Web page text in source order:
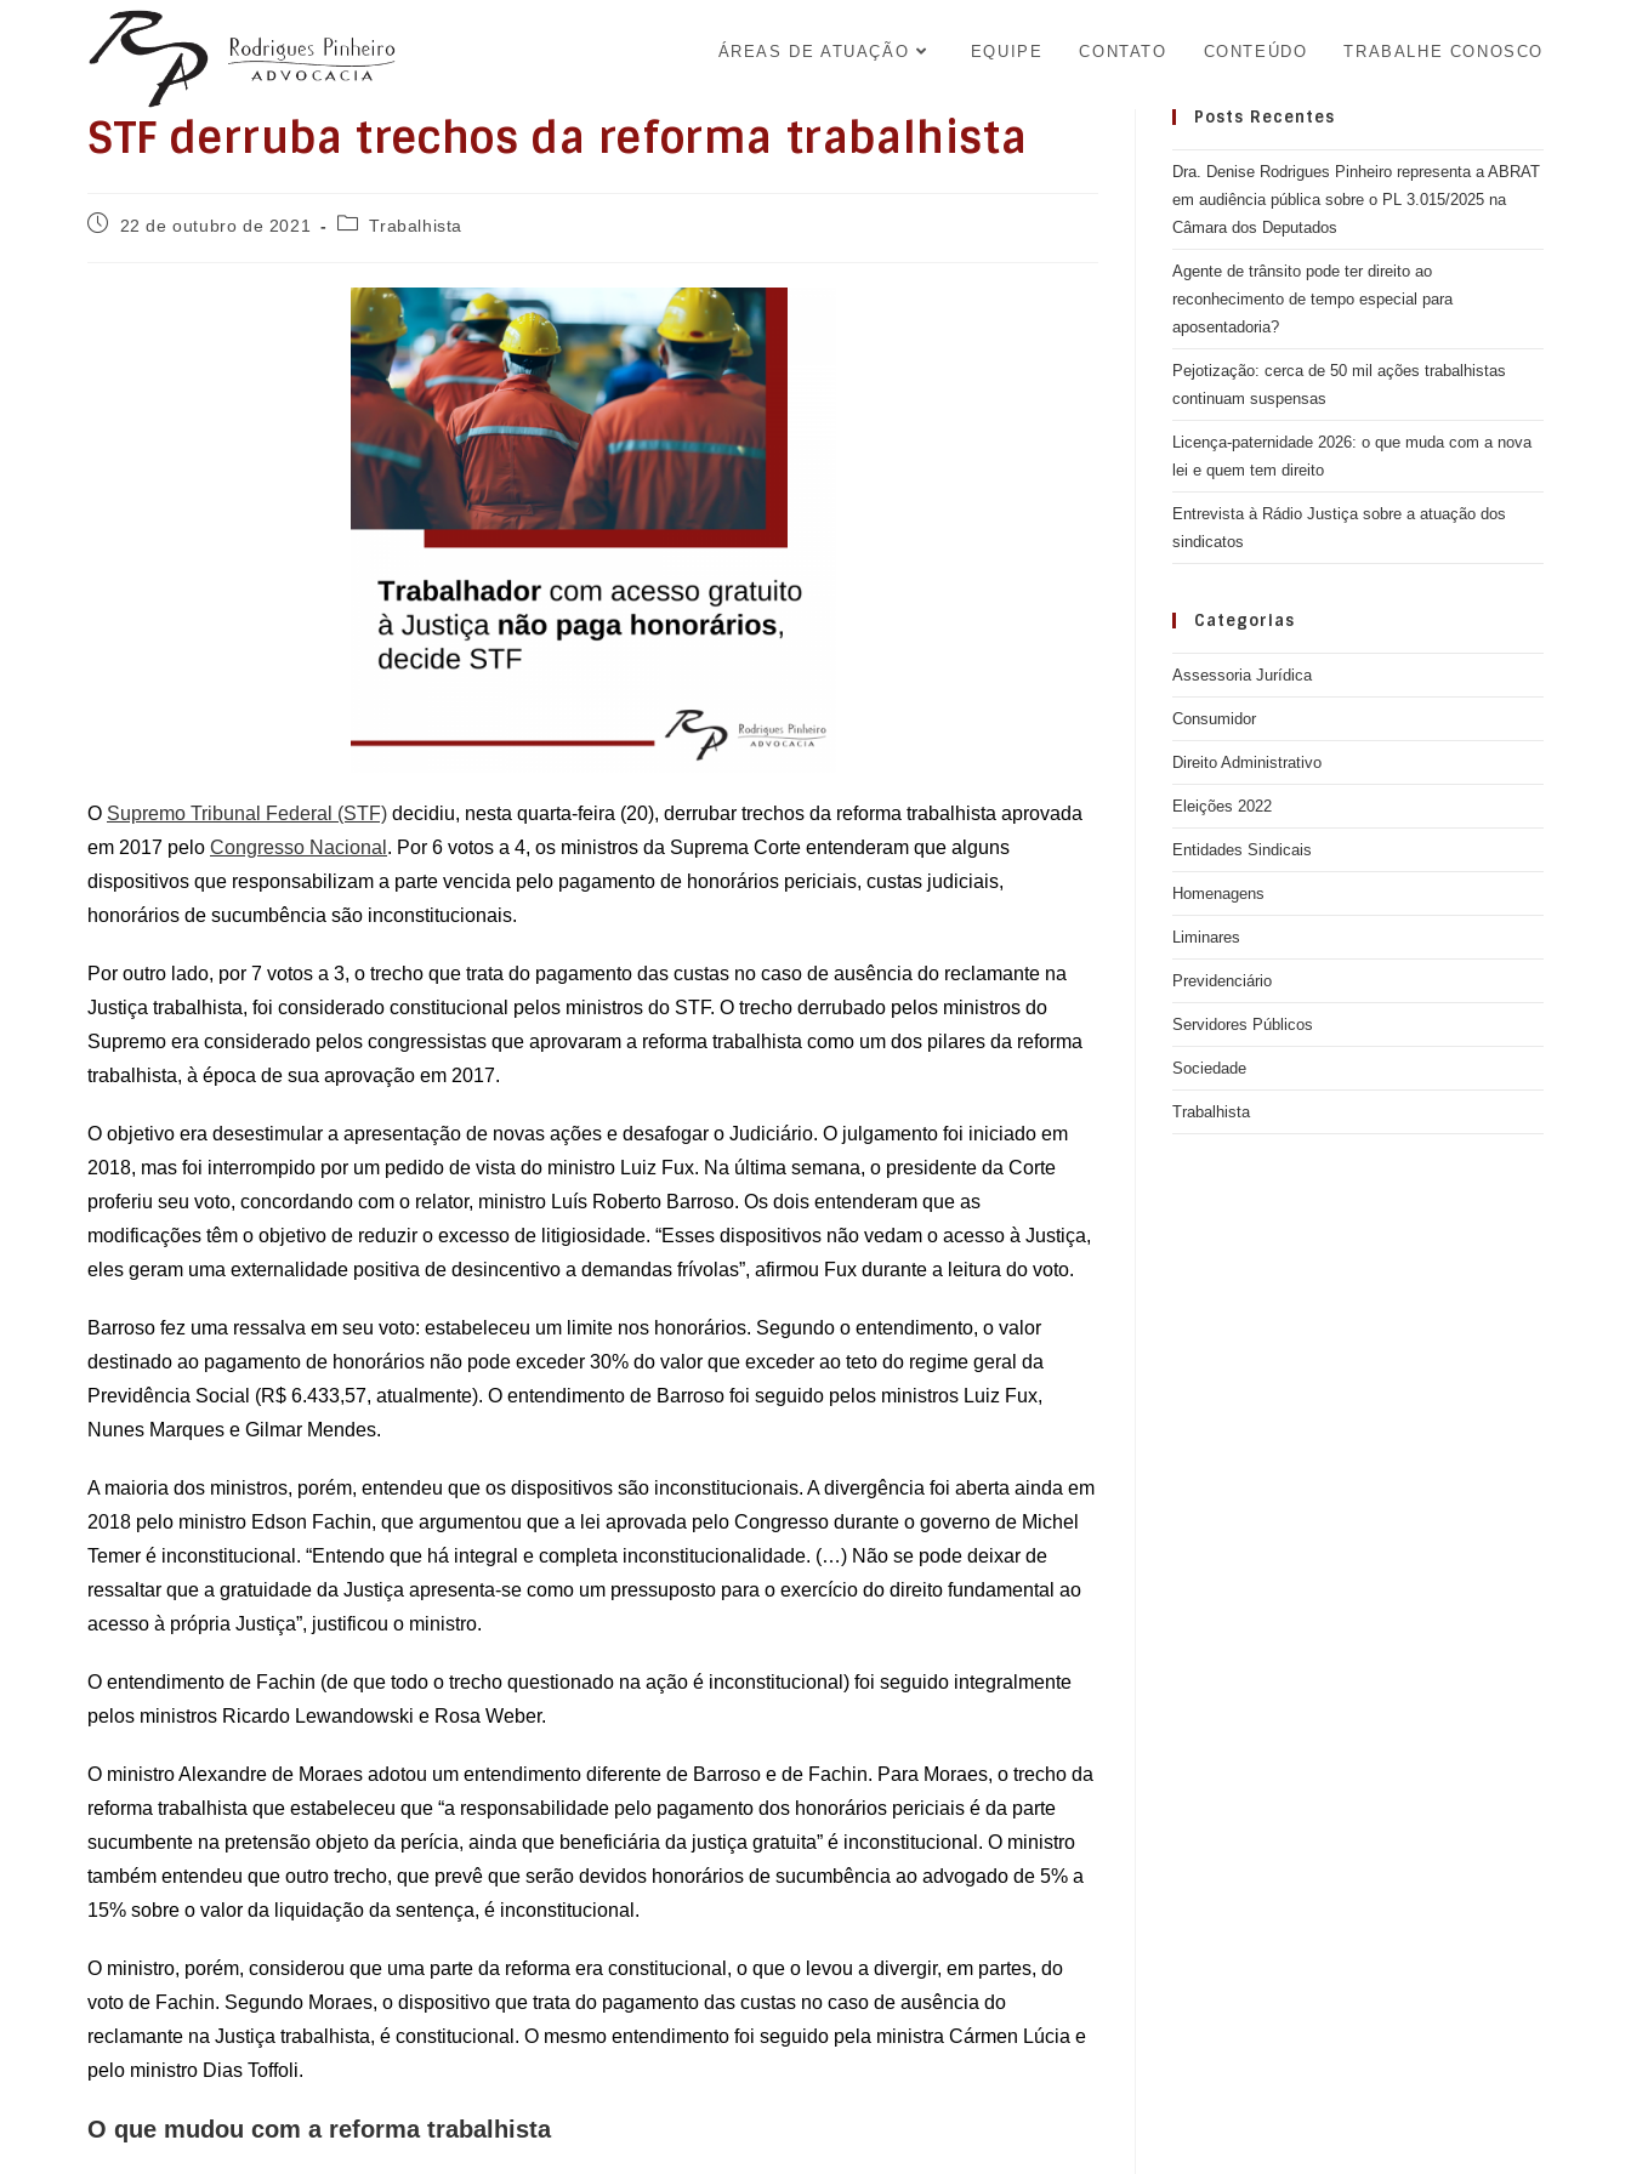
ÁREAS DE ATUAÇÃO EQUIPE CONTATO CONTEÚDO TRABALHE CONOSCO
STF derruba trechos da reforma trabalhista
Post22 de outubro de 2021
Categoria
Trabalhista
O Supremo Tribunal Federal (STF) decidiu, nesta quarta-feira (20), derrubar trechos da reforma trabalhista aprovada
em 2017 pelo Congresso Nacional . Por 6 votos a 4, os ministros da Suprema Corte entenderam que alguns
dispositivos que responsabilizam a parte vencida pelo pagamento de honorários periciais, custas judiciais,
honorários de sucumbência são inconstitucionais.
Por outro lado, por 7 votos a 3, o trecho que trata do pagamento das custas no caso de ausência do reclamante na
Justiça trabalhista, foi considerado constitucional pelos ministros do STF. O trecho derrubado pelos ministros do
Supremo era considerado pelos congressistas que aprovaram a reforma trabalhista como um dos pilares da reforma
trabalhista, à época de sua aprovação em 2017.
O objetivo era desestimular a apresentação de novas ações e desafogar o Judiciário. O julgamento foi iniciado em
2018, mas foi interrompido por um pedido de vista do ministro Luiz Fux. Na última semana, o presidente da Corte
proferiu seu voto, concordando com o relator, ministro Luís Roberto Barroso. Os dois entenderam que as
modificações têm o objetivo de reduzir o excesso de litigiosidade. “Esses dispositivos não vedam o acesso à Justiça,
eles geram uma externalidade positiva de desincentivo a demandas frívolas”, afirmou Fux durante a leitura do voto.
Barroso fez uma ressalva em seu voto: estabeleceu um limite nos honorários. Segundo o entendimento, o valor
destinado ao pagamento de honorários não pode exceder 30% do valor que exceder ao teto do regime geral da
Previdência Social (R$ 6.433,57, atualmente). O entendimento de Barroso foi seguido pelos ministros Luiz Fux,
Nunes Marques e Gilmar Mendes.
A maioria dos ministros, porém, entendeu que os dispositivos são inconstitucionais. A divergência foi aberta ainda em
2018 pelo ministro Edson Fachin, que argumentou que a lei aprovada pelo Congresso durante o governo de Michel
Temer é inconstitucional. “Entendo que há integral e completa inconstitucionalidade. (…) Não se pode deixar de
ressaltar que a gratuidade da Justiça apresenta-se como um pressuposto para o exercício do direito fundamental ao
acesso à própria Justiça”, justificou o ministro.
O entendimento de Fachin (de que todo o trecho questionado na ação é inconstitucional) foi seguido integralmente
pelos ministros Ricardo Lewandowski e Rosa Weber.
O ministro Alexandre de Moraes adotou um entendimento diferente de Barroso e de Fachin. Para Moraes, o trecho da
reforma trabalhista que estabeleceu que “a responsabilidade pelo pagamento dos honorários periciais é da parte
sucumbente na pretensão objeto da perícia, ainda que beneficiária da justiça gratuita” é inconstitucional. O ministro
também entendeu que outro trecho, que prevê que serão devidos honorários de sucumbência ao advogado de 5% a
15% sobre o valor da liquidação da sentença, é inconstitucional.
O ministro, porém, considerou que uma parte da reforma era constitucional, o que o levou a divergir, em partes, do
voto de Fachin. Segundo Moraes, o dispositivo que trata do pagamento das custas no caso de ausência do
reclamante na Justiça trabalhista, é constitucional. O mesmo entendimento foi seguido pela ministra Cármen Lúcia e
pelo ministro Dias Toffoli.
O que mudou com a reforma trabalhista
Posts Recentes
Dra. Denise Rodrigues Pinheiro representa a ABRAT
em audiência pública sobre o PL 3.015/2025 na
Câmara dos Deputados
Agente de trânsito pode ter direito ao
reconhecimento de tempo especial para
aposentadoria?
Pejotização: cerca de 50 mil ações trabalhistas
continuam suspensas
Licença-paternidade 2026: o que muda com a nova
lei e quem tem direito
Entrevista à Rádio Justiça sobre a atuação dos
sindicatos
Categorias
Assessoria Jurídica
Consumidor
Direito Administrativo
Eleições 2022
Entidades Sindicais
Homenagens
Liminares
Previdenciário
Servidores Públicos
Sociedade
Trabalhista